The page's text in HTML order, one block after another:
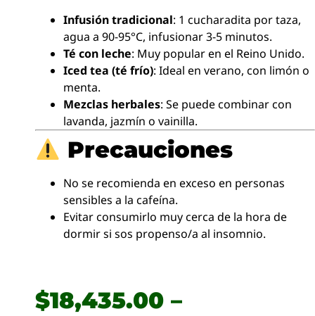
Infusión tradicional: 1 cucharadita por taza,
agua a 90-95°C, infusionar 3-5 minutos.
Té con leche: Muy popular en el Reino Unido.
Iced tea (té frío): Ideal en verano, con limón o
menta.
Mezclas herbales: Se puede combinar con
lavanda, jazmín o vainilla.
Precauciones
No se recomienda en exceso en personas
sensibles a la cafeína.
Evitar consumirlo muy cerca de la hora de
dormir si sos propenso/a al insomnio.
$18,435.00 –